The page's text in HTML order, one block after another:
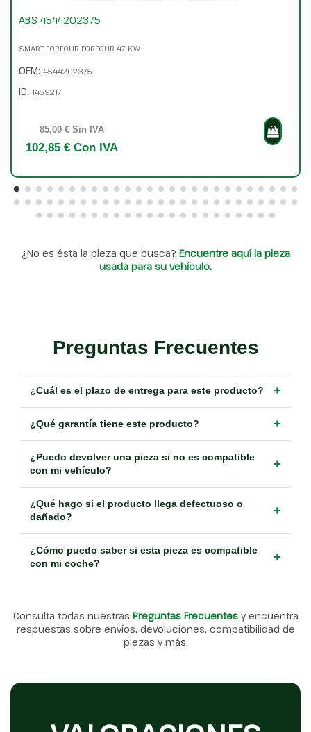
ABS 4544202375
SMART FORFOUR FORFOUR 47 KW
OEM: 4544202375
ID: 1459217
85,00 € Sin IVA
102,85 € Con IVA
¿No es ésta la pieza que busca? Encuentre aquí la pieza
usada para su vehículo.
Preguntas Frecuentes
¿Cuál es el plazo de entrega para este producto? +
¿Qué garantía tiene este producto? +
¿Puedo devolver una pieza si no es compatible
con mi vehículo?
+
¿Qué hago si el producto llega defectuoso o
dañado?
+
¿Cómo puedo saber si esta pieza es compatible
con mi coche?
+
Consulta todas nuestras Preguntas Frecuentes y encuentra
respuestas sobre envíos, devoluciones, compatibilidad de
piezas y más.